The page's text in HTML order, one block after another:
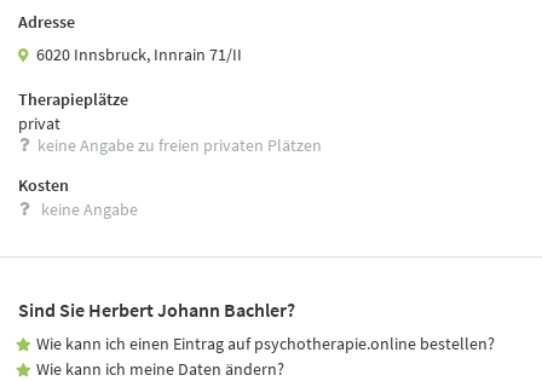
Adresse
6020 Innsbruck, Innrain 71/II
Therapieplätze
privat
keine Angabe zu freien privaten Plätzen
Kosten
keine Angabe
Sind Sie Herbert Johann Bachler?
Wie kann ich einen Eintrag auf psychotherapie.online bestellen?
Wie kann ich meine Daten ändern?